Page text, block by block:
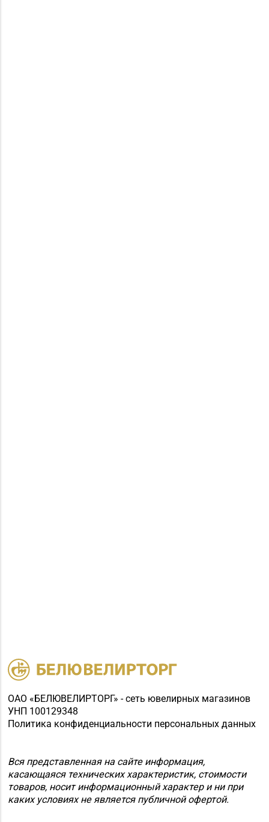
ОАО «БЕЛЮВЕЛИРТОРГ» - сеть ювелирных магазинов
УНП 100129348
Политика конфиденциальности персональных данных
Вся представленная на сайте информация,
касающаяся технических характеристик, стоимости
товаров, носит информационный характер и ни при
каких условиях не является публичной офертой.